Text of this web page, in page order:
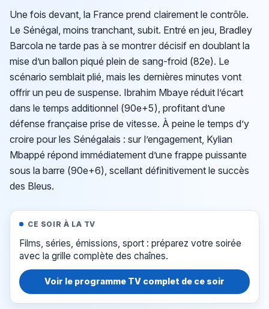
Une fois devant, la France prend clairement le contrôle.
Le Sénégal, moins tranchant, subit. Entré en jeu, Bradley
Barcola ne tarde pas à se montrer décisif en doublant la
mise d’un ballon piqué plein de sang-froid (82e). Le
scénario semblait plié, mais les dernières minutes vont
offrir un peu de suspense. Ibrahim Mbaye réduit l’écart
dans le temps additionnel (90e+5), profitant d’une
défense française prise de vitesse. À peine le temps d’y
croire pour les Sénégalais : sur l’engagement, Kylian
Mbappé répond immédiatement d’une frappe puissante
sous la barre (90e+6), scellant définitivement le succès
des Bleus.
CE SOIR À LA TV
Films, séries, émissions, sport : préparez votre soirée
avec la grille complète des chaînes.
Voir le programme TV complet de ce soir